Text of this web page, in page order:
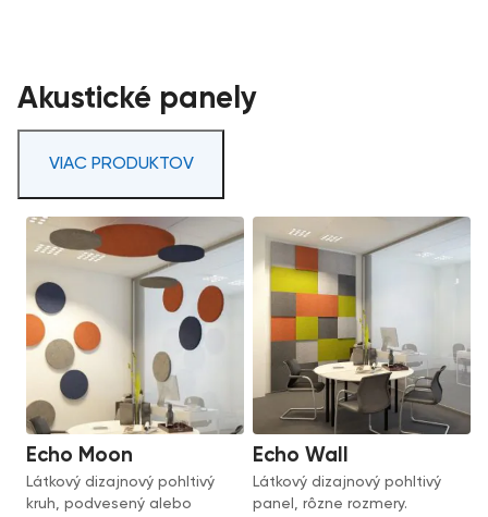
Akustické panely
VIAC PRODUKTOV
Echo Moon
Látkový dizajnový pohltivý
kruh, podvesený alebo
Echo Wall
Látkový dizajnový pohltivý
panel, rôzne rozmery.